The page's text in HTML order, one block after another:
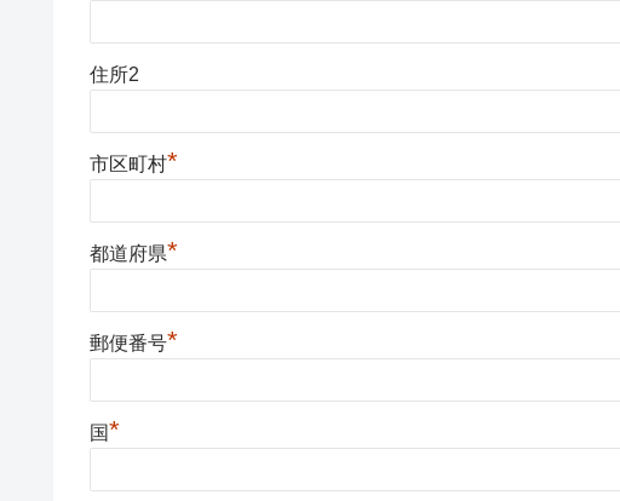
住所2
市区町村*
都道府県*
郵便番号*
国*